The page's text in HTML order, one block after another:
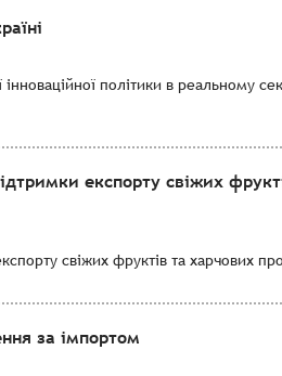
політики в реальному
експорту свіжих
свіжих фруктів та харчових
за імпортом